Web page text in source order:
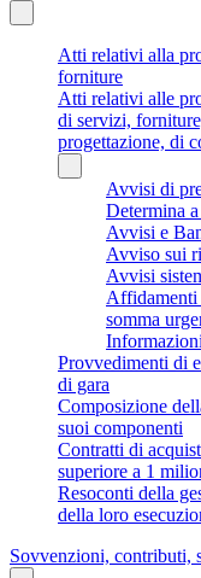
Atti relativi alla
forniture
Atti relativi alle
di servizi,
progettazione, di
Avvisi di
Determina
Avvisi e
Avviso sui
Avvisi
Affidamenti
somma
Provvedimenti di
di gara
Composizione
suoi componenti
Contratti di
superiore a 1
Resoconti della
della loro
Sovvenzioni, contributi,